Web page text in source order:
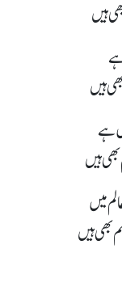
ہیں
ہیں
ہے
ہیں
میں
بھی ہیں